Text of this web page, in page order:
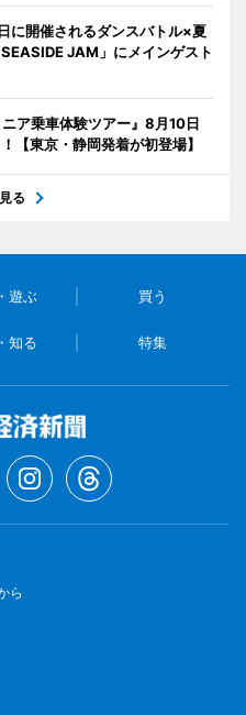
開催されるダンスバトル×夏
JAM」にメインゲスト
ア乗車体験ツアー』8月10日
【東京・静岡発着が初登場】
る
遊ぶ 買う
知る 特集
ら